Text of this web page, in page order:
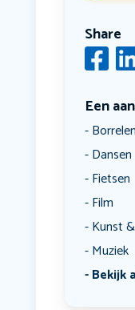
Share
Een
Borrelen
Dansen
Fietsen
Film
Kunst
Muziek
Bekijk